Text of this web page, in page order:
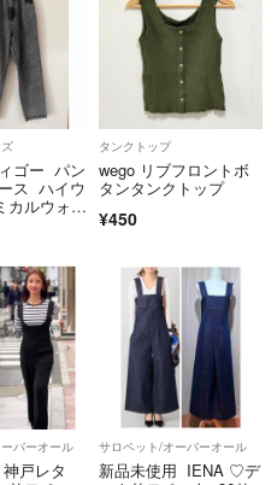
ゴー パン
ス ハイウ
カルウォッ
タンクトップ
wego リブフロントボ
タンタンクトップ
¥450
バーオール
神戸レタ
サロペット/オーバーオール
新品未使用 IENA ♡デ